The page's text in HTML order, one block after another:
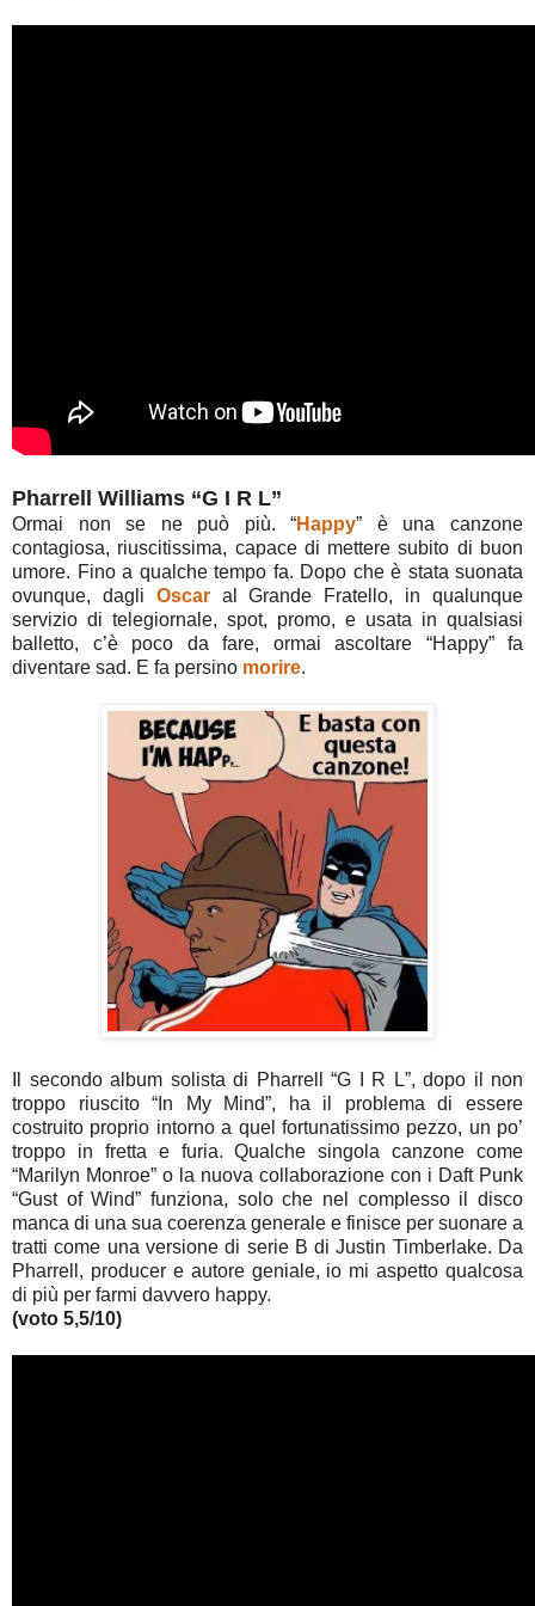
Pharrell Williams “G I R L”
Ormai non se ne può più. “Happy” è una canzone
contagiosa, riuscitissima, capace di mettere subito di buon
umore. Fino a qualche tempo fa. Dopo che è stata suonata
ovunque, dagli Oscaral Grande Fratello, in qualunque
servizio di telegiornale, spot, promo, e usata in qualsiasi
balletto, c’è poco da fare, ormai ascoltare “Happy” fa
diventare sad. E fa persino morire.
Il secondo album solista di Pharrell “G I R L”, dopo il non
troppo riuscito “In My Mind”, ha il problema di essere
costruito proprio intorno a quel fortunatissimo pezzo, un po’
troppo in fretta e furia. Qualche singola canzone come
“Marilyn Monroe” o la nuova collaborazione con i Daft Punk
“Gust of Wind” funziona, solo che nel complesso il disco
manca di una sua coerenza generale e finisce per suonare a
tratti come una versione di serie B di Justin Timberlake. Da
Pharrell, producer e autore geniale, io mi aspetto qualcosa
di più per farmi davvero happy.
(voto 5,5/10)